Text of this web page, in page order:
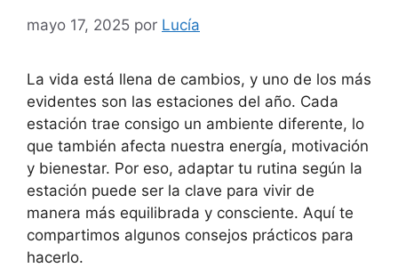
mayo 17, 2025 por Lucía
La vida está llena de cambios, y uno de los más
evidentes son las estaciones del año. Cada
estación trae consigo un ambiente diferente, lo
que también afecta nuestra energía, motivación
y bienestar. Por eso, adaptar tu rutina según la
estación puede ser la clave para vivir de
manera más equilibrada y consciente. Aquí te
compartimos algunos consejos prácticos para
hacerlo.